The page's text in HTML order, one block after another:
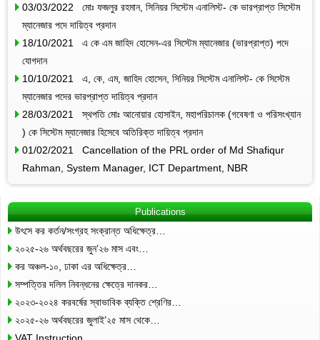
03/03/2022 মোঃ ফজলুর রহমান, সিনিয়র সিস্টেম এনালিস্ট- কে ভারপ্রাপ্ত সিস্টেম
ম্যানেজার পদে দায়িত্ব প্রদান
18/10/2021 এ কে এম জাহিদ হোসেন-এর সিস্টেম ম্যানেজার (ভারপ্রাপ্ত) পদে
যোগদান
10/10/2021 এ, কে, এম, জাহিদ হোসেন, সিনিয়র সিস্টেম এনালিস্ট- কে সিস্টেম
ম্যানেজার পদের ভারপ্রাপ্ত দায়িত্ব প্রদান
28/03/2021 স্থপতি মোঃ আনোয়ার হোসাইন, মহাপরিচালক (গবেষণা ও পরিসংখ্যান
) কে সিস্টেম ম্যানেজার হিসেবে অতিরিক্ত দায়িত্ব প্রদান
01/02/2021 Cancellation of the PRL order of Md Shafiqur
Rahman, System Manager, ICT Department, NBR
Publications
উৎসে কর কর্তন/সংগ্রহ সংক্রান্ত অধিক্ষেত্র…
২০২৫-২৬ অর্থবছরের জুন’২৬ মাস এবং…
কর অঞ্চল-১০, ঢাকা এর অধিক্ষেত্র…
সম্পত্তির দলিল নিবন্ধনের ক্ষেত্রে দানকর…
২০২৩-২০২৪ করবর্ষের স্বাভাবিক ব্যক্তি শ্রেণির…
২০২৫-২৬ অর্থবছরের জুলাই’২৫ মাস থেকে…
VAT Instruction